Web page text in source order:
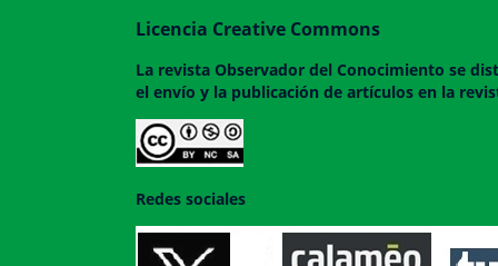
Licencia Creative Commons
La revista Observador del Conocimiento se
el envío y la publicación de artículos en la
Redes sociales